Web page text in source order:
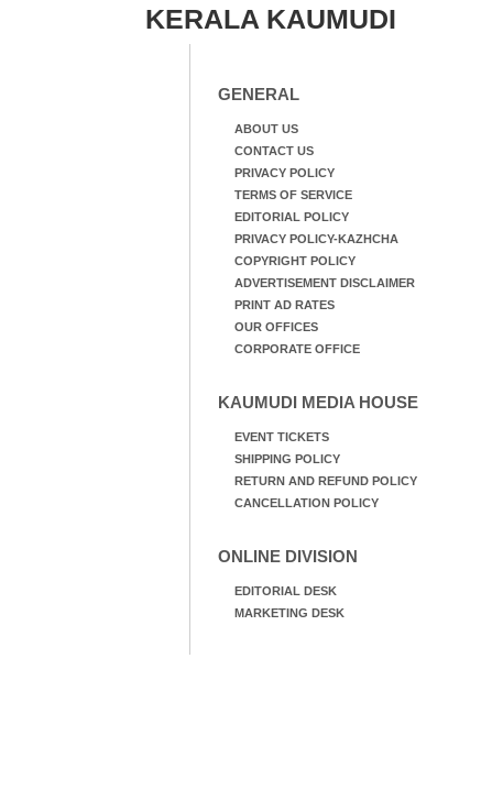
KERALA KAUMUDI
GENERAL
ABOUT US
CONTACT US
PRIVACY POLICY
TERMS OF SERVICE
EDITORIAL POLICY
PRIVACY POLICY-KAZHCHA
COPYRIGHT POLICY
ADVERTISEMENT DISCLAIMER
PRINT AD RATES
OUR OFFICES
CORPORATE OFFICE
KAUMUDI MEDIA HOUSE
EVENT TICKETS
SHIPPING POLICY
RETURN AND REFUND POLICY
CANCELLATION POLICY
ONLINE DIVISION
EDITORIAL DESK
MARKETING DESK